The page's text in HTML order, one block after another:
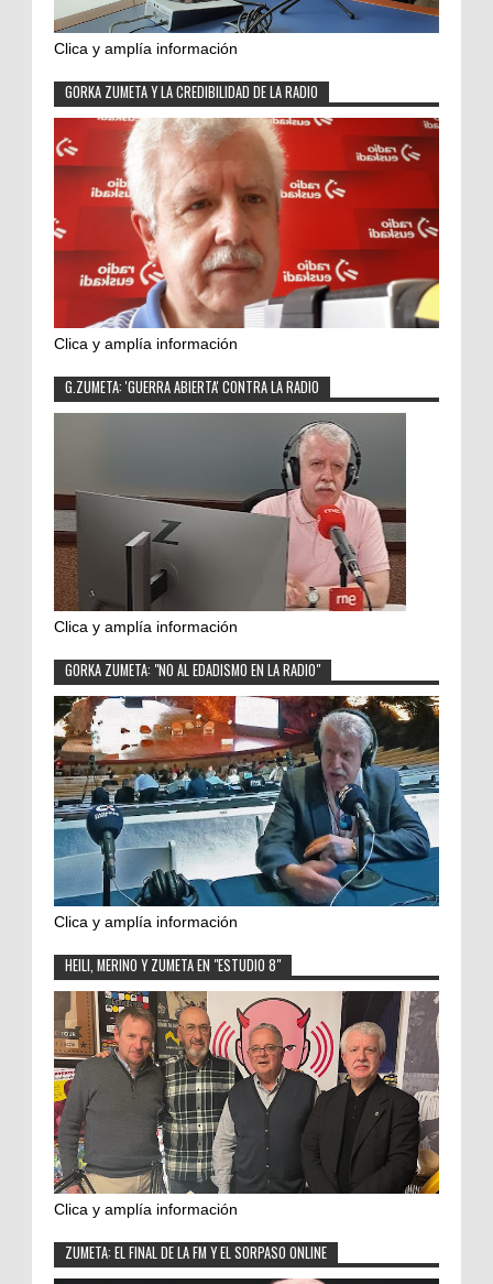
Clica y amplía información
GORKA ZUMETA Y LA CREDIBILIDAD DE LA RADIO
Clica y amplía información
G.ZUMETA: 'GUERRA ABIERTA' CONTRA LA RADIO
Clica y amplía información
GORKA ZUMETA: "NO AL EDADISMO EN LA RADIO"
Clica y amplía información
HEILI, MERINO Y ZUMETA EN "ESTUDIO 8"
Clica y amplía información
ZUMETA: EL FINAL DE LA FM Y EL SORPASO ONLINE